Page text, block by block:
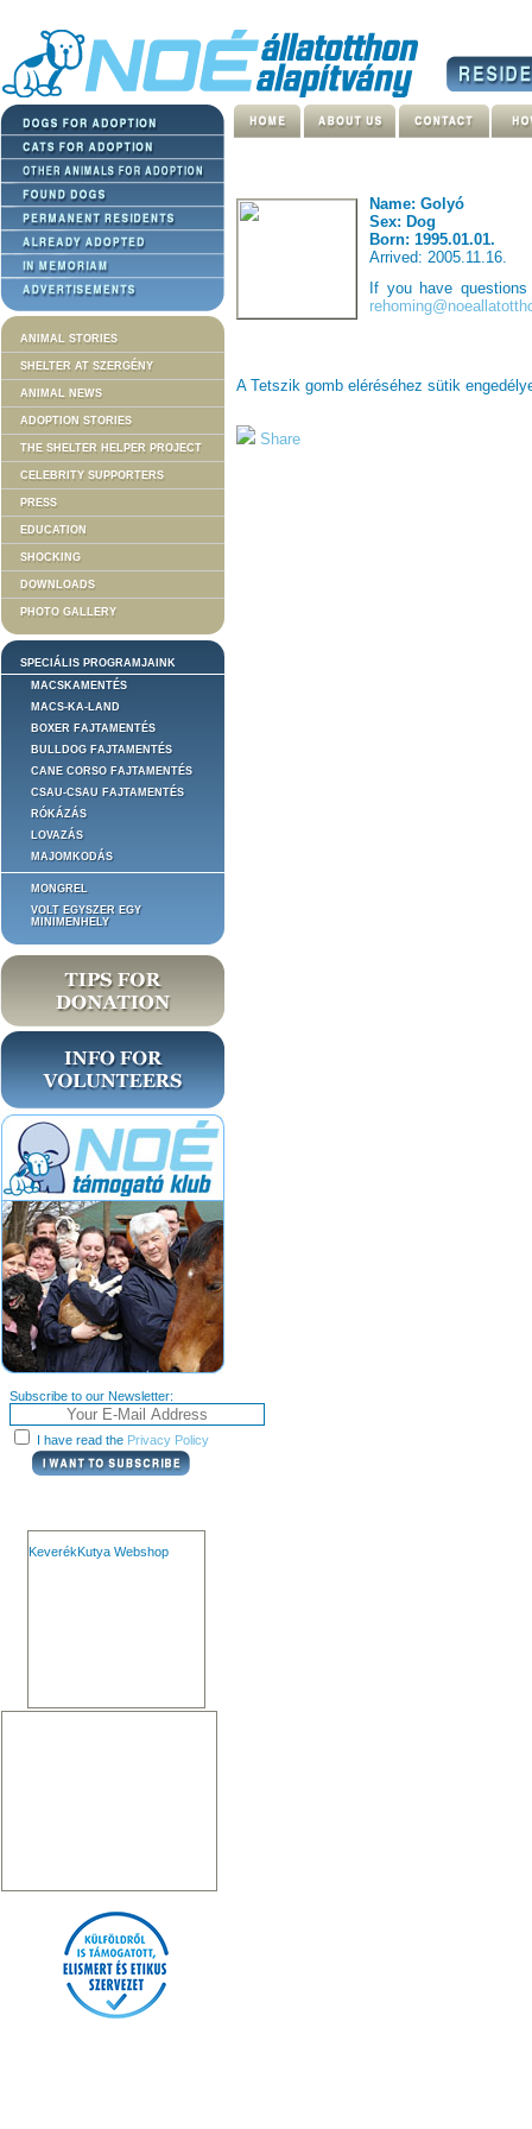
ANIMAL STORIES
SHELTER AT SZERGÉNY
ANIMAL NEWS
ADOPTION STORIES
THE SHELTER HELPER PROJECT
CELEBRITY SUPPORTERS
PRESS
EDUCATION
SHOCKING
DOWNLOADS
PHOTO GALLERY
SPECIÁLIS PROGRAMJAINK
MACSKAMENTÉS
MACS-KA-LAND
BOXER FAJTAMENTÉS
BULLDOG FAJTAMENTÉS
CANE CORSO FAJTAMENTÉS
CSAU-CSAU FAJTAMENTÉS
RÓKÁZÁS
LOVAZÁS
MAJOMKODÁS
MONGREL
VOLT EGYSZER EGY
MINIMENHELY
Subscribe to our Newsletter:
I have read the Privacy Policy
KeverékKutya Webshop
Name: Golyó
Sex: Dog
Born: 1995.01.01.
Arrived: 2005.11.16.
If you have
A Tetszik gomb eléréséhez sütik
Share